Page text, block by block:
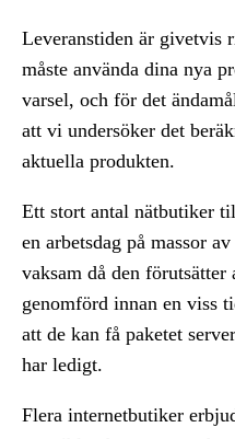
Leveranstiden är givetvis
måste använda dina nya
varsel, och för det
att vi undersöker det
aktuella produkten.
Ett stort antal nätbutiker
en arbetsdag på massor
vaksam då den förutsätter
genomförd innan en viss
att de kan få paketet
har ledigt.
Flera internetbutiker